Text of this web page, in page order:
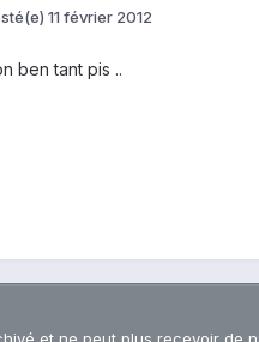
11 février 2012
ben tant pis ..
et ne peut plus recevoir de